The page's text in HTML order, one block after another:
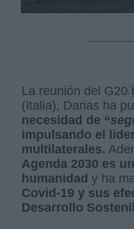
La reunión del G20
(Italia), Darias ha
necesidad de “
impulsando el
multilaterales.
Agenda 2030 es
humanidad y ha
Covid-19 y sus
Desarrollo